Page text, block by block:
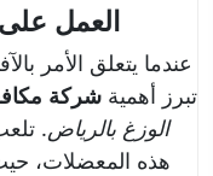
العمل
عندما يتعلق الأمر
تبرز أهمية شركة
الوزغ بالرياض.
هذه المعضلات،